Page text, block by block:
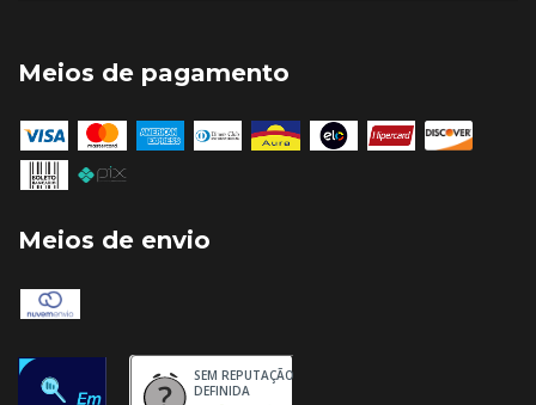
Meios de pagamento
Meios de envio
SEM REPUTAÇÃO
DEFINIDA